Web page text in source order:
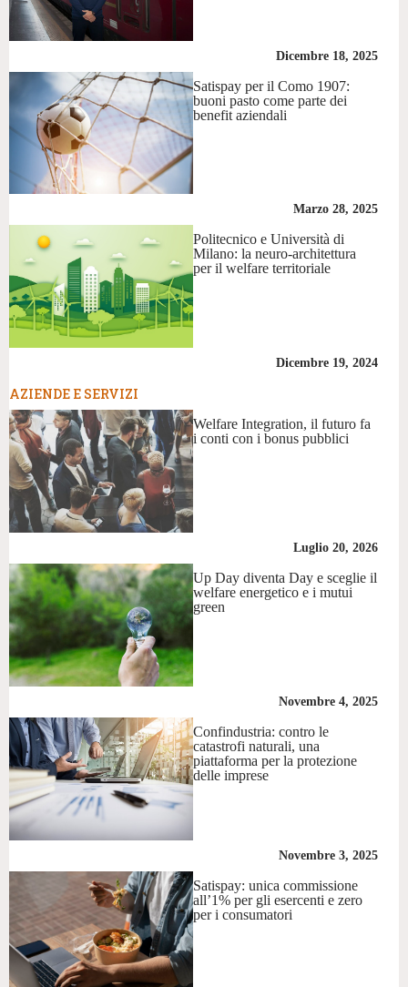
Dicembre 18, 2025
Satispay per il Como 1907:
buoni pasto come parte dei
benefit aziendali
Marzo 28, 2025
Politecnico e Università di
Milano: la neuro-architettura
per il welfare territoriale
Dicembre 19, 2024
AZIENDE E SERVIZI
Welfare Integration, il futuro fa
i conti con i bonus pubblici
Luglio 20, 2026
Up Day diventa Day e sceglie il
welfare energetico e i mutui
green
Novembre 4, 2025
Confindustria: contro le
catastrofi naturali, una
piattaforma per la protezione
delle imprese
Novembre 3, 2025
Satispay: unica commissione
all’1% per gli esercenti e zero
per i consumatori